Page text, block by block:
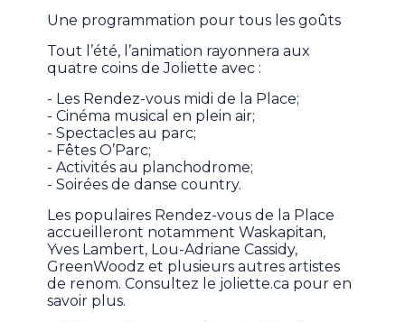
Une programmation pour tous les goûts
Tout l’été, l’animation rayonnera aux
quatre coins de Joliette avec :
- Les Rendez-vous midi de la Place;
- Cinéma musical en plein air;
- Spectacles au parc;
- Fêtes O’Parc;
- Activités au planchodrome;
- Soirées de danse country.
Les populaires Rendez-vous de la Place
accueilleront notamment Waskapitan,
Yves Lambert, Lou-Adriane Cassidy,
GreenWoodz et plusieurs autres artistes
de renom. Consultez le joliette.ca pour en
savoir plus.